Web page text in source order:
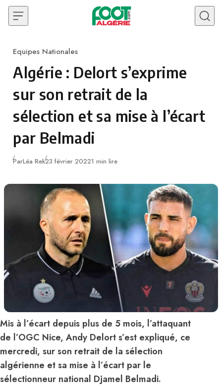
Skip to content
Category
Equipes Nationales
Algérie : Delort s’exprime
sur son retrait de la
sélection et sa mise à l’écart
par Belmadi
ParLéa RekPublié
23 février 20221 min lire
Mis à l’écart depuis plus de 5 mois, l’attaquant
de l’OGC Nice, Andy Delort s’est expliqué, ce
mercredi, sur son retrait de la sélection
algérienne et sa mise à l’écart par le
sélectionneur national Djamel Belmadi.